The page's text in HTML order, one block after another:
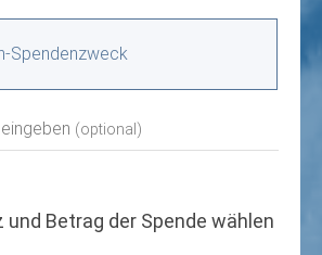
Spendenzweck
(optional)
und Betrag der Spende wählen